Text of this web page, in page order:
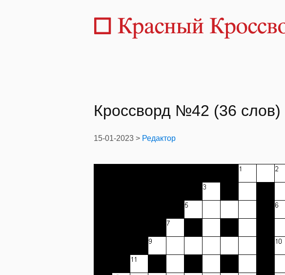
Кроссворд №42 (36 слов)
15-01-2023 > Редактор